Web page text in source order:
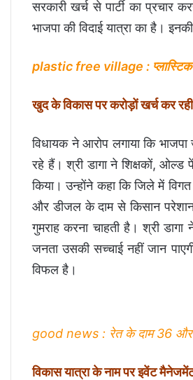
सरकारी खर्च से पार्टी का प्रचार
भाजपा की विदाई यात्रा का है।
plastic free village : प्लास्टिक
खुद के विकास पर करोड़ों खर्च कर
विधायक ने आरोप लगाया कि
रहे हैं। श्री डागा ने शिक्षकों, ओल्ड
किया। उन्होंने कहा कि जिले में
और डीजल के दाम से किसान परेशान
गुमराह करना चाहती है। श्री
जनता उसकी सच्चाई नहीं जान
विफल है।
good news : रेत के दाम 36 और
विकास यात्रा के नाम पर इवेंट